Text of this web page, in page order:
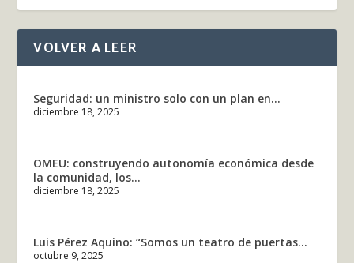
VOLVER A LEER
Seguridad: un ministro solo con un plan en...
diciembre 18, 2025
OMEU: construyendo autonomía económica desde
la comunidad, los...
diciembre 18, 2025
Luis Pérez Aquino: “Somos un teatro de puertas...
octubre 9, 2025